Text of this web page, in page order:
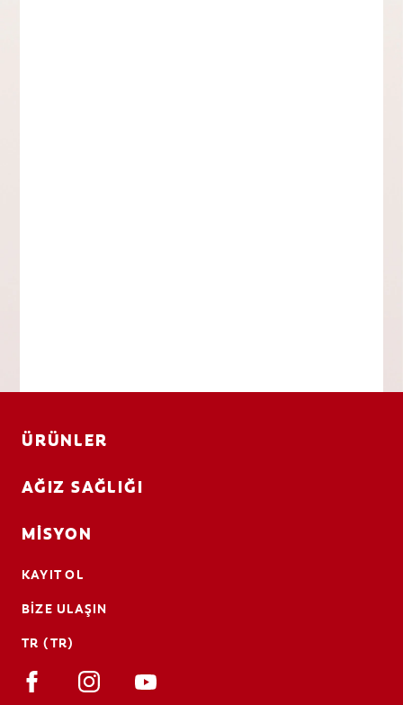
ÜRÜNLER
AĞIZ SAĞLIĞI
MISYON
KAYIT OL
BIZE ULAŞIN
TR (TR)